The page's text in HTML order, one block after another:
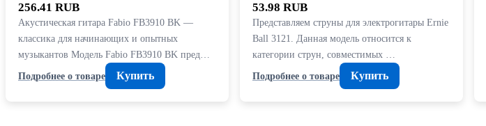
256.41 RUB
Акустическая гитара Fabio FB3910 BK —
классика для начинающих и опытных
музыкантов Модель Fabio FB3910 BK пред…
Подробнее о товаре
Купить
53.98 RUB
Представляем струны для электрогитары Ernie
Ball 3121. Данная модель относится к
категории струн, совместимых …
Подробнее о товаре
Купить